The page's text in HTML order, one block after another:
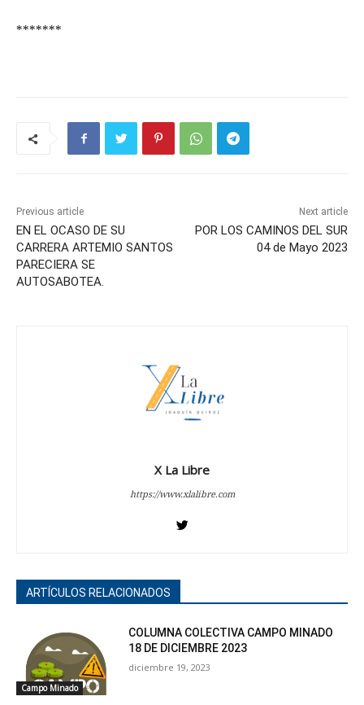
*******
Previous article
EN EL OCASO DE SU
CARRERA ARTEMIO SANTOS
PARECIERA SE
AUTOSABOTEA.
Next article
POR LOS CAMINOS DEL SUR
04 de Mayo 2023
X La Libre
https://www.xlalibre.com
ARTÍCULOS RELACIONADOS
Campo Minado
COLUMNA COLECTIVA CAMPO MINADO
18 DE DICIEMBRE 2023
diciembre 19, 2023